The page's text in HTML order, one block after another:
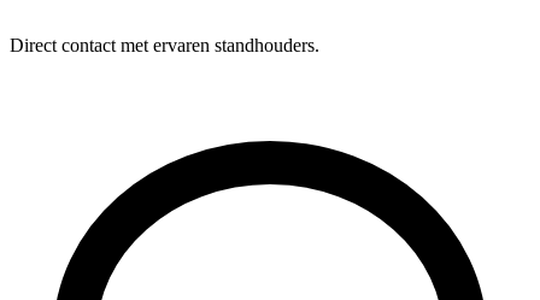
Direct contact met ervaren standhouders.